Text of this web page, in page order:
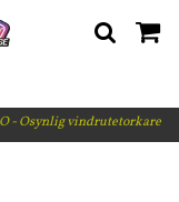
- Osynlig vindrutetorkare